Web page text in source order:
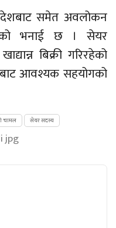
समेत अवलोकन
भनाई छ । सेयर
बिक्री गरिरहेको
आवश्यक सहयोगको
चामल सेयर सदस्य